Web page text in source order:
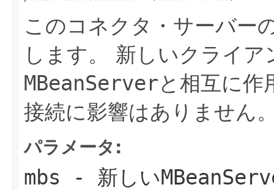
このコネクタ・サーバー
します。
新しいクライア
MBeanServerと相互に作
接続に影響はありません
パラメータ:
mbs - 新しい